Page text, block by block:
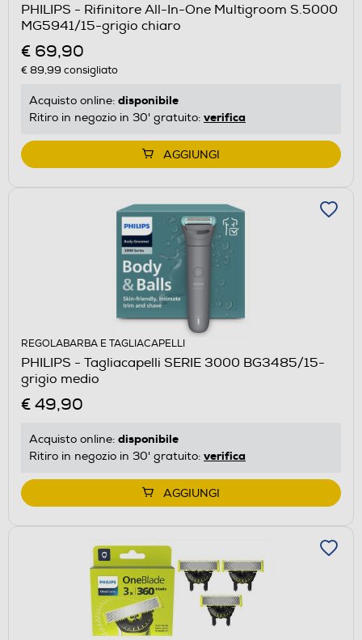
PHILIPS - Rifinitore All-In-One Multigroom S.5000
MG5941/15-grigio chiaro
€ 69,90
€ 89,99 consigliato
Acquisto online: disponibile
Ritiro in negozio in 30' gratuito: verifica
AGGIUNGI
REGOLABARBA E TAGLIACAPELLI
PHILIPS - Tagliacapelli SERIE 3000 BG3485/15-
grigio medio
€ 49,90
Acquisto online: disponibile
Ritiro in negozio in 30' gratuito: verifica
AGGIUNGI